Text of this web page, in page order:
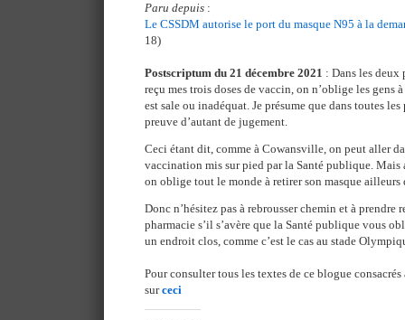
Paru depuis :
Le CSSDM autorise le port du masque N95 à la
18)
Postscriptum du 21 décembre 2021 : Dans les deux
reçu mes trois doses de vaccin, on n’oblige les gens
est sale ou inadéquat. Je présume que dans toutes
preuve d’autant de jugement.
Ceci étant dit, comme à Cowansville, on peut aller
vaccination mis sur pied par la Santé publique. Mais
on oblige tout le monde à retirer son masque ailleurs
Donc n’hésitez pas à rebrousser chemin et à prendre
pharmacie s’il s’avère que la Santé publique vous
un endroit clos, comme c’est le cas au stade
Pour consulter tous les textes de ce blogue
surceci